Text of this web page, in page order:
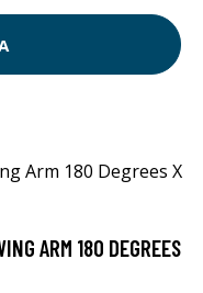
ARM 180 DEGREES